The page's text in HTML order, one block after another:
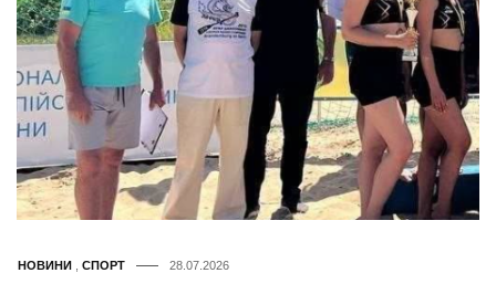
НОВИНИ СПОРТ 28.07.2026